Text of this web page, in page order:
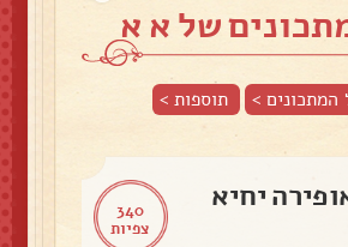
של א א
המתכונים > תוספות>
340
צפיות
יחיא